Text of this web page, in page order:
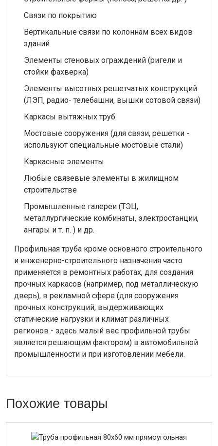
Связи по покрытию
Вертикальные связи по колоннам всех видов
зданий
Элементы стеновых ограждений (ригели и
стойки фахверка)
Элементы высотных решетчатых конструкций
(ЛЭП, радио- телебашни, вышки сотовой связи)
Каркасы вытяжных труб
Мостовые сооружения (для связи, решетки -
используют специальные мостовые стали)
Каркасные элементы
Любые связевые элементы в жилищном
строительстве
Промышленные галереи (ТЭЦ,
металлургические комбинаты, электростанции,
ангары и т. п. ) и др.
Профильная труба кроме основного строительного
и инженерно-строительного назначения часто
применяется в ремонтных работах, для создания
прочных каркасов (например, под металлическую
дверь), в рекламной сфере (для сооружения
прочных конструкций, выдерживающих
статические нагрузки и климат различных
регионов - здесь малый вес профильной трубы
является решающим фактором) в автомобильной
промышленности и при изготовлении мебели.
Похожие товары